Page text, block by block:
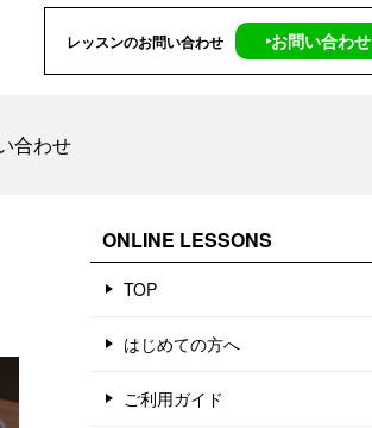
レッスンのお問い合わせ ‣お問い合わせ
合わせ
ONLINE LESSONS
TOP
はじめての方へ
ご利用ガイド